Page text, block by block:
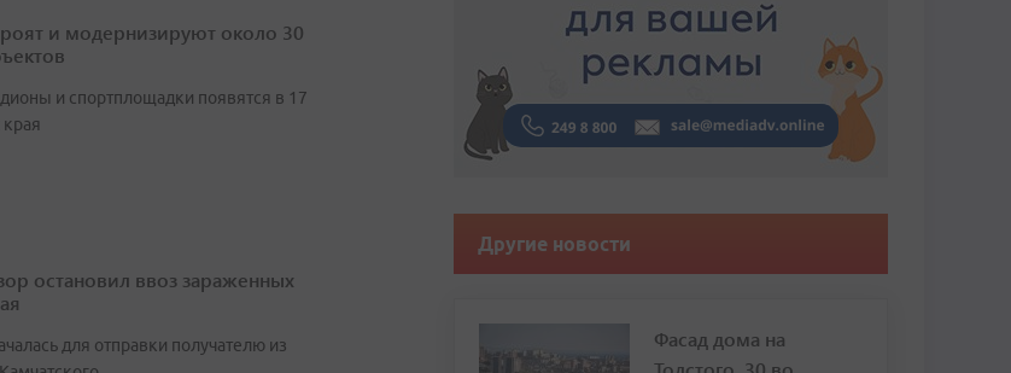
и модернизируют около 30
и спортплощадки появятся в 17
остановил ввоз зараженных
для отправки получателю из
Другие новости
Фасад дома на